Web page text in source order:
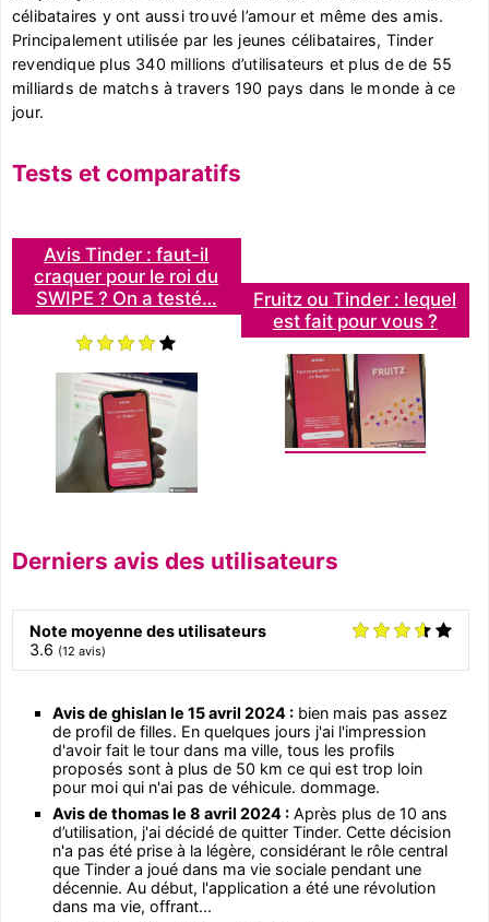
célibataires y ont aussi trouvé l’amour et même des amis.
Principalement utilisée par les jeunes célibataires, Tinder
revendique plus 340 millions d’utilisateurs et plus de de 55
milliards de matchs à travers 190 pays dans le monde à ce
jour.
Tests et comparatifs
Avis Tinder : faut-il
craquer pour le roi du
SWIPE ? On a testé…
Fruitz ou Tinder : lequel
est fait pour vous ?
Derniers avis des utilisateurs
Note moyenne des utilisateurs
3.6 (12 avis)
Avis de ghislan le 15 avril 2024 : bien mais pas assez
de profil de filles. En quelques jours j'ai l'impression
d'avoir fait le tour dans ma ville, tous les profils
proposés sont à plus de 50 km ce qui est trop loin
pour moi qui n'ai pas de véhicule. dommage.
Avis de thomas le 8 avril 2024 : Après plus de 10 ans
d’utilisation, j'ai décidé de quitter Tinder. Cette décision
n'a pas été prise à la légère, considérant le rôle central
que Tinder a joué dans ma vie sociale pendant une
décennie. Au début, l'application a été une révolution
dans ma vie, offrant...